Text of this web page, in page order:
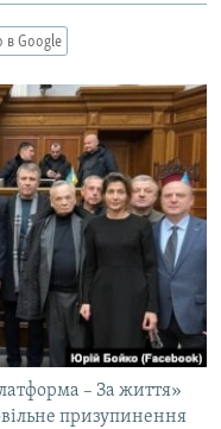
в Google
– За життя»
призупинення